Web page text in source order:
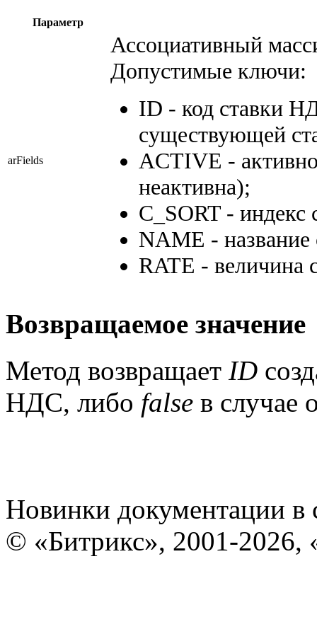
Параметр
arFields
Ассоциативный
Допустимые ключи:
ID - код ставки
существующей
ACTIVE -
неактивна);
C_SORT - индекс
NAME -
RATE - величина
Возвращаемое значение
Метод возвращает ID
НДС, либо false в случае
Новинки документации в
© «Битрикс», 2001-2026,